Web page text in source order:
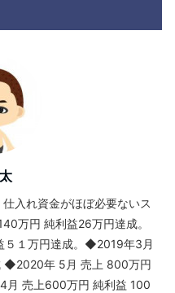
入れ資金がほぼ必要ないス
万円 純利益26万円達成。
１万円達成。◆2019年3月
◆2020年 5月 売上 800万円
月 売上600万円 純利益 100